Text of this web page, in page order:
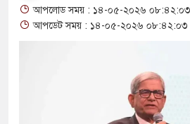
থাকায়
আলাল
আপলোড সময় : ১৪-০৫-২০২৬ ০৮:৪২:০৩
আপডেট সময় : ১৪-০৫-২০২৬ ০৮:৪২:০৩